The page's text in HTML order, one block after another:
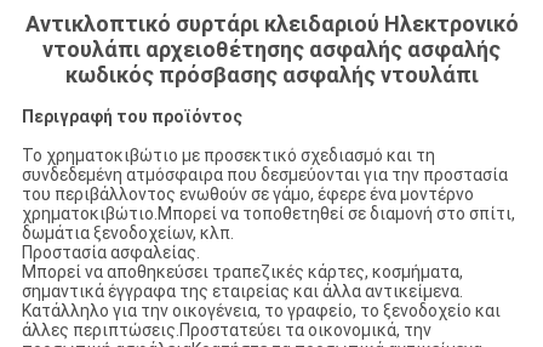
Αντικλοπτικό συρτάρι κλειδαριού Ηλεκτρονικό
ντουλάπι αρχειοθέτησης ασφαλής ασφαλής
κωδικός πρόσβασης ασφαλής ντουλάπι
Περιγραφή του προϊόντος
Το χρηματοκιβώτιο με προσεκτικό σχεδιασμό και τη
συνδεδεμένη ατμόσφαιρα που δεσμεύονται για την προστασία
του περιβάλλοντος ενωθούν σε γάμο, έφερε ένα μοντέρνο
χρηματοκιβώτιο.Μπορεί να τοποθετηθεί σε διαμονή στο σπίτι,
δωμάτια ξενοδοχείων, κλπ.
Προστασία ασφαλείας.
Μπορεί να αποθηκεύσει τραπεζικές κάρτες, κοσμήματα,
σημαντικά έγγραφα της εταιρείας και άλλα αντικείμενα.
Κατάλληλο για την οικογένεια, το γραφείο, το ξενοδοχείο και
άλλες περιπτώσεις.Προστατεύει τα οικονομικά, την